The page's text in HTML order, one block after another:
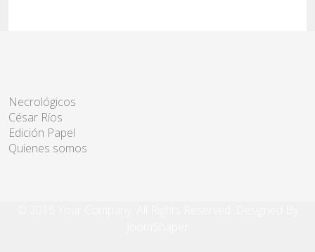
Necrológicos
César Ríos
Edición Papel
Quienes somos